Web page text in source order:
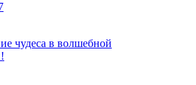
чудеса в волшебной